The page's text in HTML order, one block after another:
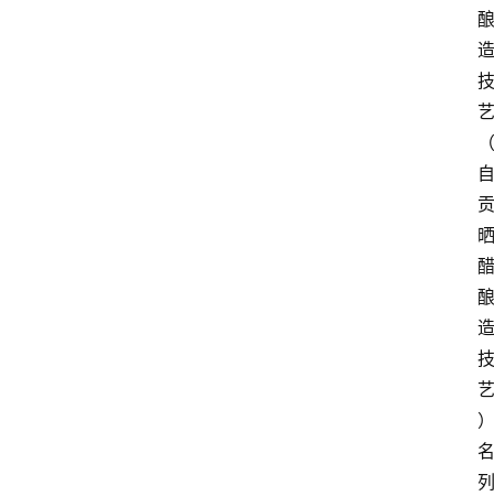
酿
造
技
艺
（
自
贡
晒
醋
酿
造
技
艺
）
名
列